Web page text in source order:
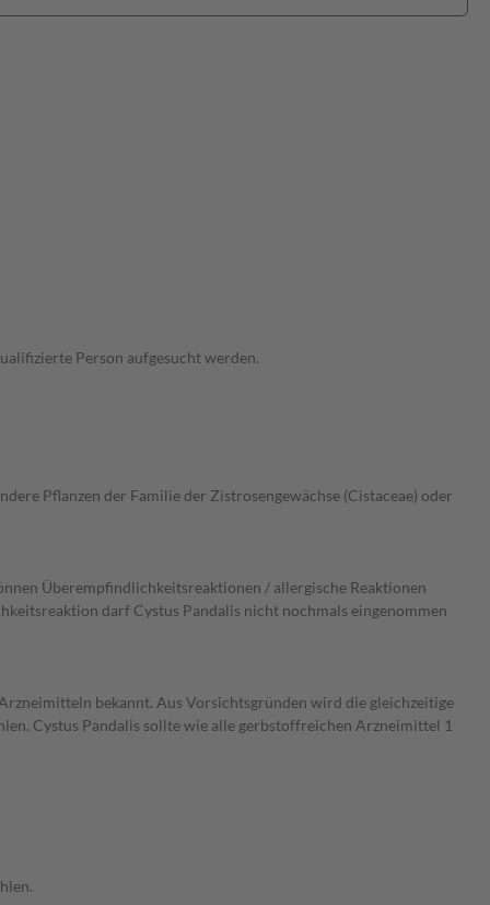
Person aufgesucht werden.
Pflanzen der Familie der Zistrosengewächse (Cistaceae) oder
Überempfindlichkeitsreaktionen / allergische Reaktionen
darf Cystus Pandalis nicht nochmals eingenommen
bekannt. Aus Vorsichtsgründen wird die gleichzeitige
Cystus Pandalis sollte wie alle gerbstoffreichen Arzneimittel 1